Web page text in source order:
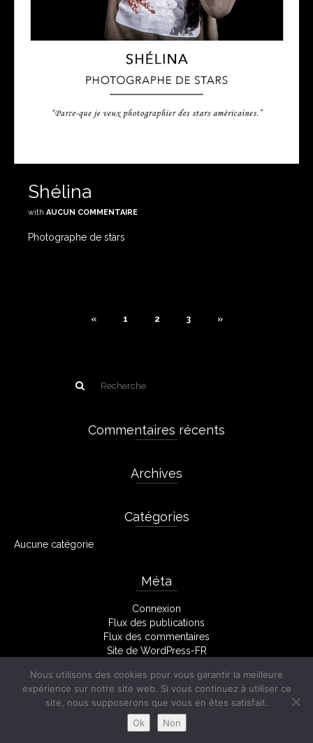
Shélina
with AUCUN COMMENTAIRE
Photographe de stars
« 1 2 3 »
Commentaires récents
Archives
Catégories
Aucune catégorie
Méta
Connexion
Flux des publications
Flux des commentaires
Site de WordPress-FR
Facebook Mentions Légales
Nous utilisons des cookies pour vous garantir la meilleure
expérience sur notre site web. Si vous continuez à utiliser ce
site, nous supposerons que vous en êtes satisfait.
Ok
Non